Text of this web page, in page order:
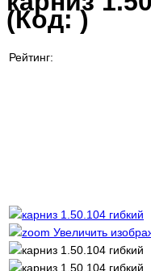
(Код:)
Рейтинг:
Увеличить